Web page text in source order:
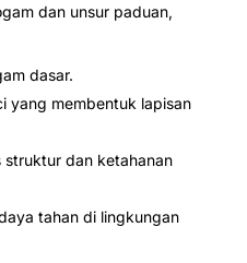
dan unsur paduan,
dasar.
yang membentuk lapisan
dan ketahanan
tahan di lingkungan